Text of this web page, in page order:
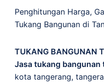
Penghitungan Harga,
Tukang Bangunan di
TUKANG BANGUNAN
Jasa tukang bangunan
kota tangerang,